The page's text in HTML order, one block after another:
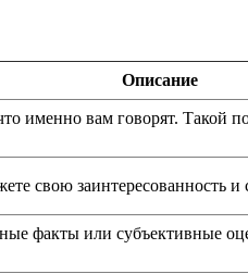
Описание
именно вам говорят. Такой
свою заинтересованность и
факты или субъективные